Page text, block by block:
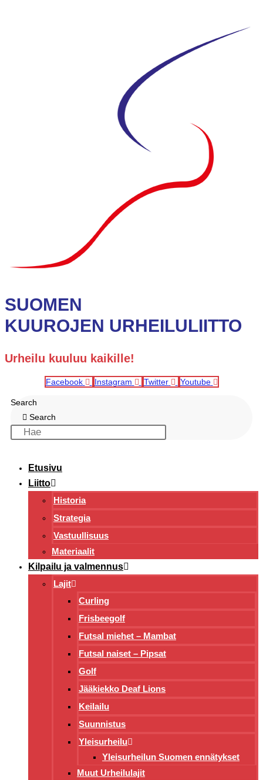
SUOMEN
KUUROJEN URHEILULIITTO
Urheilu kuuluu kaikille!
Facebook Instagram Twitter Youtube
Search
Search
Etusivu
Liitto
Historia
Strategia
Vastuullisuus
Materiaalit
Kilpailu ja valmennus
Lajit
Curling
Frisbeegolf
Futsal miehet – Mambat
Futsal naiset – Pipsat
Golf
Jääkiekko Deaf Lions
Keilailu
Suunnistus
Yleisurheilu
Yleisurheilun Suomen ennätykset
Muut Urheilulajit